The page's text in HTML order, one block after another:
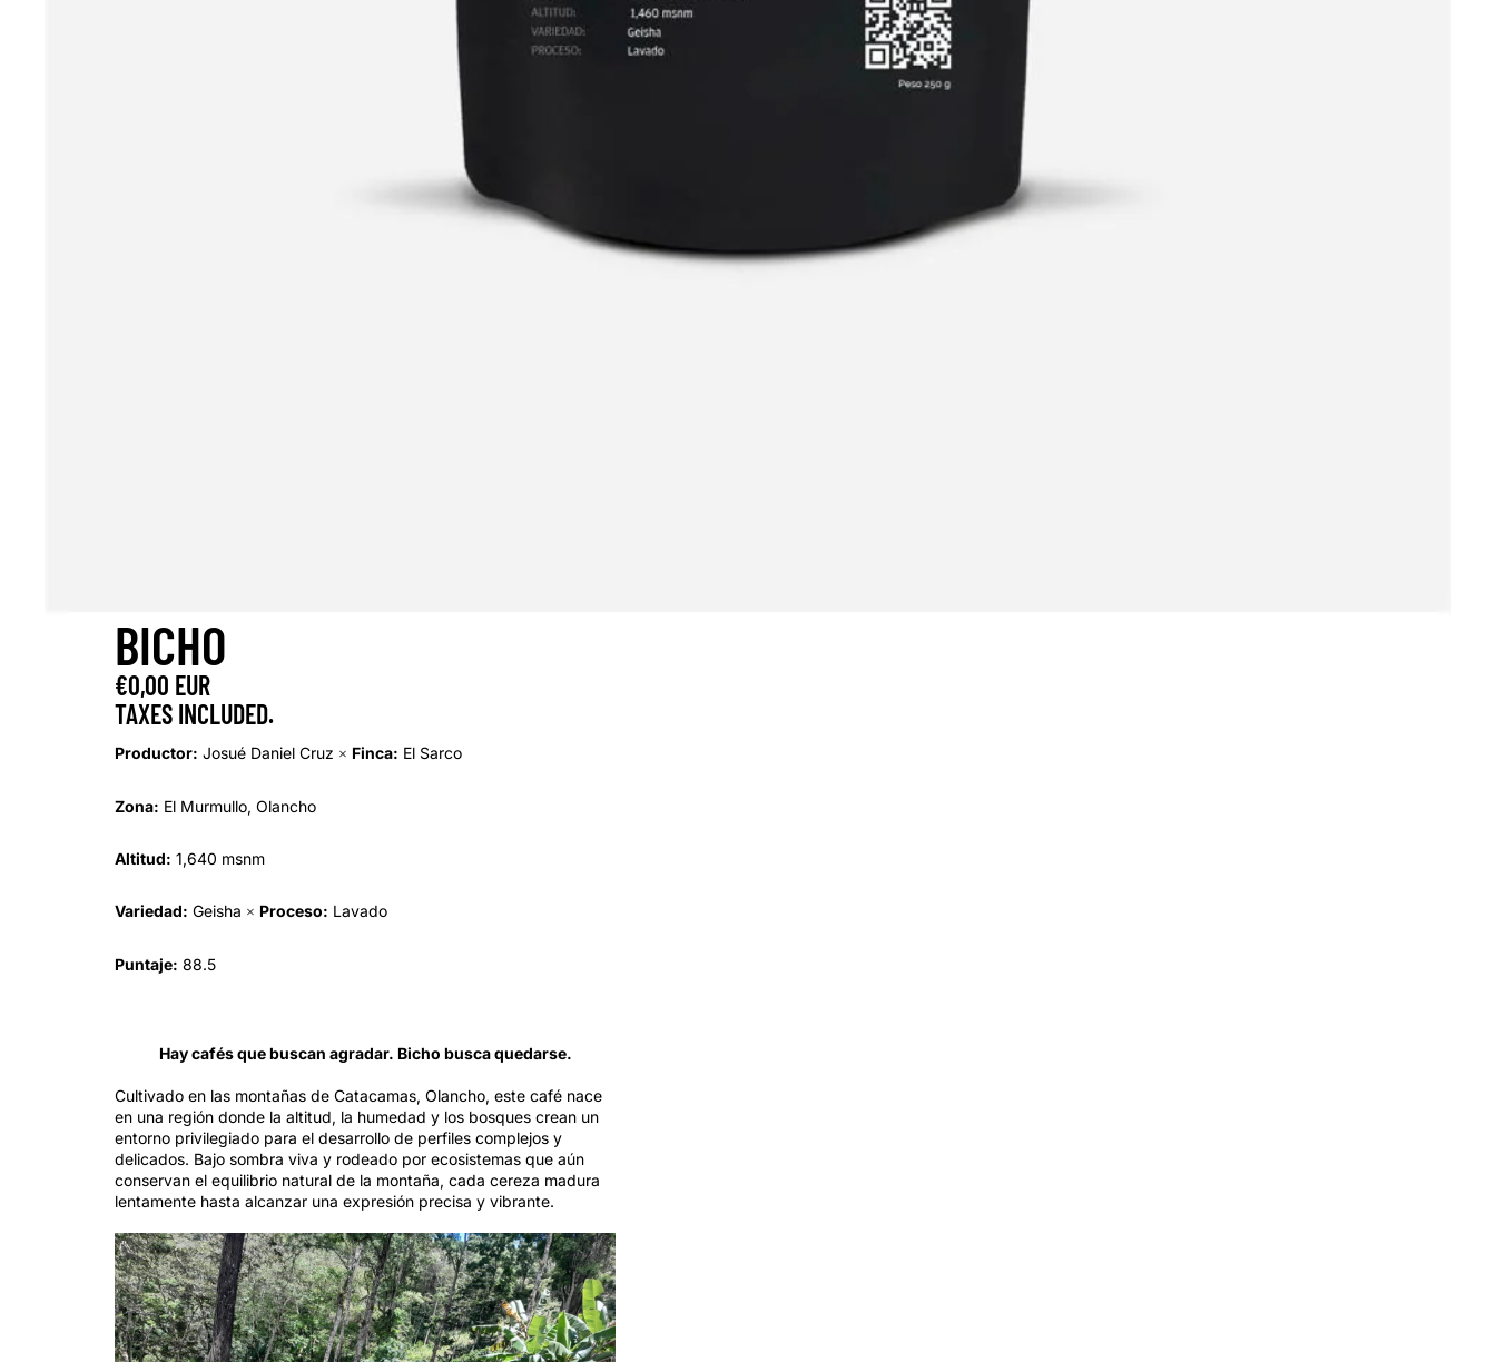
BICHO
€0,00 EUR
TAXES INCLUDED.
Productor: Josué Daniel Cruz × Finca: El Sarco
Zona: El Murmullo, Olancho
Altitud: 1,640 msnm
Variedad: Geisha × Proceso: Lavado
Puntaje: 88.5
Hay cafés que buscan agradar. Bicho busca quedarse.
Cultivado en las montañas de Catacamas, Olancho, este café nace
en una región donde la altitud, la humedad y los bosques crean un
entorno privilegiado para el desarrollo de perfiles complejos y
delicados. Bajo sombra viva y rodeado por ecosistemas que aún
conservan el equilibrio natural de la montaña, cada cereza madura
lentamente hasta alcanzar una expresión precisa y vibrante.